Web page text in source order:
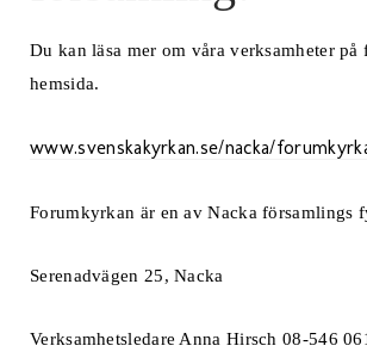
Du kan läsa mer om våra verksamheter på
hemsida.
www.svenskakyrkan.se/nacka/
Forumkyrkan är en av Nacka församlings
Serenadvägen 25, Nacka
Verksamhetsledare Anna Hirsch 08-546